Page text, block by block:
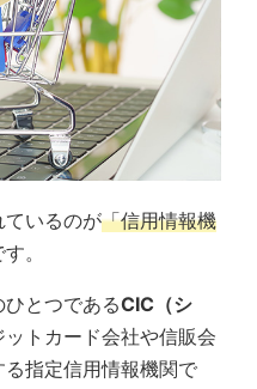
ているのが「信用情報機
。
とつであるCIC（シ
ットカード会社や信販会
指定信用情報機関で